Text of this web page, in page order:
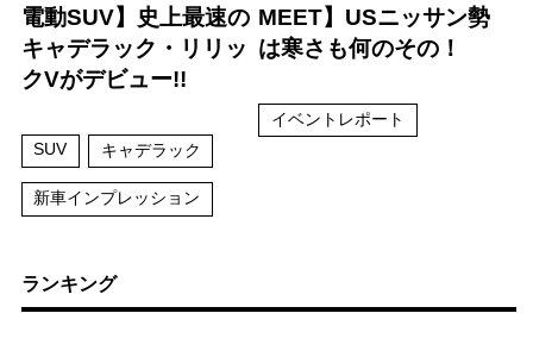
電動SUV】史上最速の
キャデラック・リリッ
クVがデビュー!!
SUV キャデラック
新車インプレッション
MEET】USニッサン勢
は寒さも何のその！
イベントレポート
ランキング